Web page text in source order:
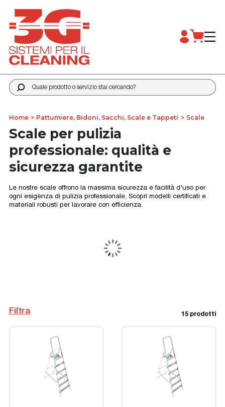
Quale prodotto o servizio stai cercando?
Home Pattumiere, Bidoni, Sacchi, Scale e Tappeti Scale
Scale per pulizia
professionale: qualità e
sicurezza garantite
Le nostre scale offrono la massima sicurezza e facilità d'uso per
ogni esigenza di pulizia professionale. Scopri modelli certificati e
materiali robusti per lavorare con efficienza.
Filtra 15 prodotti